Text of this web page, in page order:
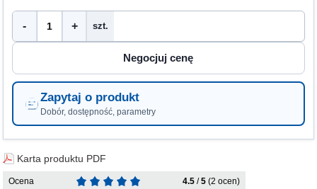
- + szt.
Zapytaj o produkt
Dobór, dostępność, parametry
Karta produktu PDF
Ocena 4.5 /5 (2 ocen)